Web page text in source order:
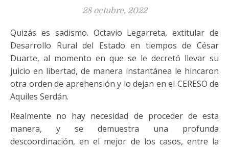
28 octubre, 2022
Quizás es sadismo. Octavio Legarreta, extitular de
Desarrollo Rural del Estado en tiempos de César
Duarte, al momento en que se le decretó llevar su
juicio en libertad, de manera instantánea le hincaron
otra orden de aprehensión y lo dejan en el CERESO de
Aquiles Serdán.
Realmente no hay necesidad de proceder de esta
manera, y se demuestra una profunda
descoordinación, en el mejor de los casos, entre la